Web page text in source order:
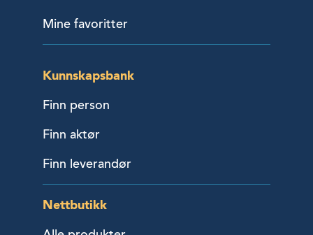
Mine favoritter
Kunnskapsbank
Finn person
Finn aktør
Finn leverandør
Nettbutikk